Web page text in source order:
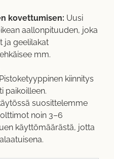
kovettumisen: Uusi
aallonpituuden, joka
ja geelilakat
mm.
Pistoketyyppinen kiinnitys
paikoilleen.
suosittelemme
noin 3–6
käyttömäärästä, jotta